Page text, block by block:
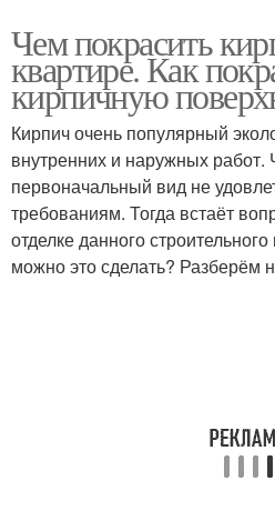
Чем покрасить
квартире. Как
кирпичную
Кирпич очень популярный
внутренних и наружных работ.
первоначальный вид не
требованиям. Тогда встаёт
отделке данного
можно это сделать? Разберём